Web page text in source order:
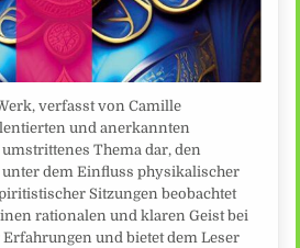
verfasst von Camille
und anerkannten
Thema dar, den
dem Einfluss physikalischer
Sitzungen beobachtet
rationalen und klaren Geist bei
und bietet dem Leser